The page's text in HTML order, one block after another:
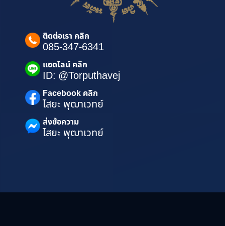
ติดต่อเรา คลิก
085-347-6341
แอดไลน์ คลิก
ID: @Torputhavej
Facebook คลิก
ไสยะ พุฒาเวทย์
ส่งข้อความ
ไสยะ พุฒาเวทย์